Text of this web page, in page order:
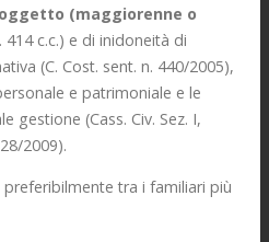
(maggiorenne o
414 c.c.) e di inidoneità di
(C. Cost. sent. n. 440/2005),
e patrimoniale e le
gestione (Cass. Civ. Sez. I,
2009).
tra i familiari più